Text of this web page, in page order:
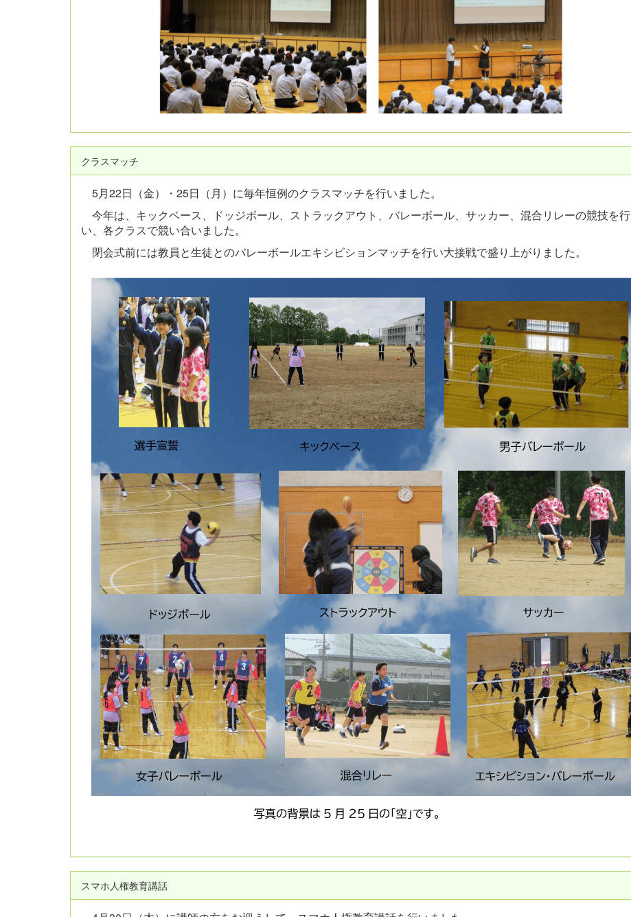
クラスマッチ
5月22日（金）・25日（月）に毎年恒例のクラスマッチを行いました。
今年は、キックベース、ドッジボール、ストラックアウト、バレーボール、サッカー、混合リレーの競技を行
い、各クラスで競い合いました。
閉会式前には教員と生徒とのバレーボールエキシビションマッチを行い大接戦で盛り上がりました。
スマホ人権教育講話